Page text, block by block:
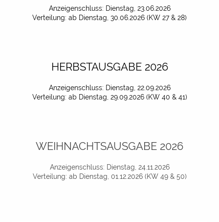
Anzeigenschluss: Dienstag, 23.06.2026
Verteilung: ab Dienstag, 30.06.2026 (KW 27 & 28)
HERBSTAUSGABE 2026
Anzeigenschluss: Dienstag, 22.09.2026
Verteilung: ab Dienstag, 29.09.2026 (KW 40 & 41)
WEIHNACHTSAUSGABE 2026
Anzeigenschluss: Dienstag, 24.11.2026
Verteilung: ab Dienstag, 01.12.2026 (KW 49 & 50)